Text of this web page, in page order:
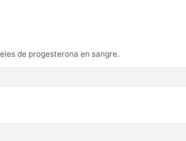
de progesterona en sangre.